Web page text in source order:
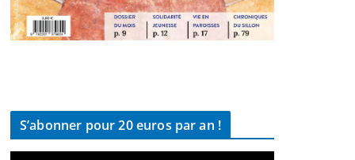
S’abonner pour 20 euros par an !